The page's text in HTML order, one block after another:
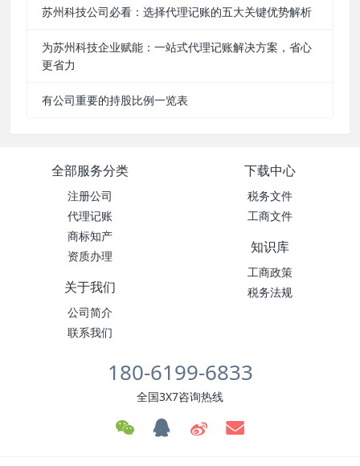
苏州科技公司必看：选择代理记账的五大关键优势解析
为苏州科技企业赋能：一站式代理记账解决方案，省心
更省力
有公司重要的持股比例一览表
全部服务分类
注册公司
代理记账
商标知产
资质办理
下载中心
税务文件
工商文件
知识库
工商政策
税务法规
关于我们
公司简介
联系我们
180-6199-6833
全国3X7咨询热线